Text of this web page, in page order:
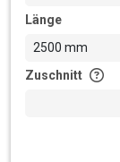
Länge
2500 mm
Zuschnitt